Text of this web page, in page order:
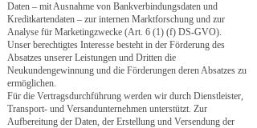
Daten – mit Ausnahme von Bankverbindungsdaten und
Kreditkartendaten – zur internen Marktforschung und zur
Analyse für Marketingzwecke (Art. 6 (1) (f) DS-GVO).
Unser berechtigtes Interesse besteht in der Förderung des
Absatzes unserer Leistungen und Dritten die
Neukundengewinnung und die Förderungen deren Absatzes zu
ermöglichen.
Für die Vertragsdurchführung werden wir durch Dienstleister,
Transport- und Versandunternehmen unterstützt. Zur
Aufbereitung der Daten, der Erstellung und Versendung der